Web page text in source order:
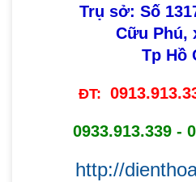
Trụ sở: Số
Cữu Phú,
Tp Hồ
ĐT:
0933.913.339 -
http://